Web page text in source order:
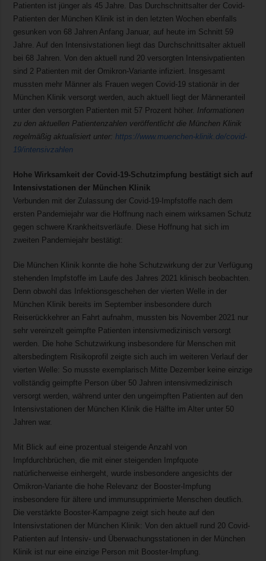
Patienten ist jünger als 45 Jahre. Das Durchschnittsalter der Covid-
Patienten der München Klinik ist in den letzten Wochen ebenfalls
gesunken von 68 Jahren Anfang Januar, auf heute im Schnitt 59
Jahre. Auf den Intensivstationen liegt das Durchschnittsalter aktuell
bei 68 Jahren. Von den aktuell rund 20 versorgten Intensivpatienten
sind 2 Patienten mit der Omikron-Variante infiziert. Insgesamt
mussten mehr Männer als Frauen wegen Covid-19 stationär in der
München Klinik versorgt werden, auch aktuell liegt der Männeranteil
unter den versorgten Patienten mit 57 Prozent höher. Informationen
zu den aktuellen Patientenzahlen veröffentlicht die München Klinik
regelmäßig aktualisiert unter: https://www.muenchen-klinik.de/covid-
19/intensivzahlen
Hohe Wirksamkeit der Covid-19-Schutzimpfung bestätigt sich auf
Intensivstationen der München Klinik
Verbunden mit der Zulassung der Covid-19-Impfstoffe nach dem
ersten Pandemiejahr war die Hoffnung nach einem wirksamen Schutz
gegen schwere Krankheitsverläufe. Diese Hoffnung hat sich im
zweiten Pandemiejahr bestätigt:
Die München Klinik konnte die hohe Schutzwirkung der zur Verfügung
stehenden Impfstoffe im Laufe des Jahres 2021 klinisch beobachten.
Denn obwohl das Infektionsgeschehen der vierten Welle in der
München Klinik bereits im September insbesondere durch
Reiserückkehrer an Fahrt aufnahm, mussten bis November 2021 nur
sehr vereinzelt geimpfte Patienten intensivmedizinisch versorgt
werden. Die hohe Schutzwirkung insbesondere für Menschen mit
altersbedingtem Risikoprofil zeigte sich auch im weiteren Verlauf der
vierten Welle: So musste exemplarisch Mitte Dezember keine einzige
vollständig geimpfte Person über 50 Jahren intensivmedizinisch
versorgt werden, während unter den ungeimpften Patienten auf den
Intensivstationen der München Klinik die Hälfte im Alter unter 50
Jahren war.
Mit Blick auf eine prozentual steigende Anzahl von
Impfdurchbrüchen, die mit einer steigenden Impfquote
natürlicherweise einhergeht, wurde insbesondere angesichts der
Omikron-Variante die hohe Relevanz der Booster-Impfung
insbesondere für ältere und immunsupprimierte Menschen deutlich.
Die verstärkte Booster-Kampagne zeigt sich heute auf den
Intensivstationen der München Klinik: Von den aktuell rund 20 Covid-
Patienten auf Intensiv- und Überwachungsstationen in der München
Klinik ist nur eine einzige Person mit Booster-Impfung.